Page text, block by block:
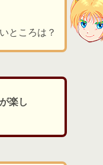
ところは？
楽し